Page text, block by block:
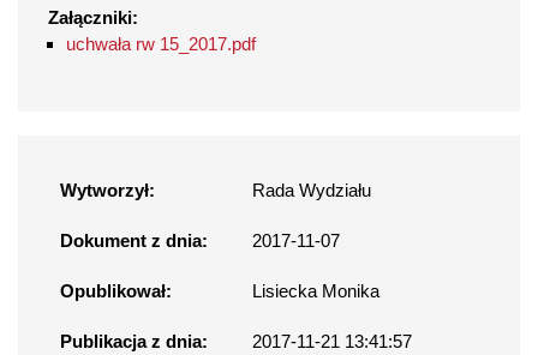
Załączniki:
uchwała rw 15_2017.pdf
Wytworzył: Rada Wydziału
Dokument z dnia: 2017-11-07
Opublikował: Lisiecka Monika
Publikacja z dnia: 2017-11-21 13:41:57